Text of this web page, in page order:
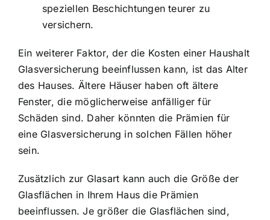
speziellen Beschichtungen teurer zu
versichern.
Ein weiterer Faktor, der die Kosten einer Haushalt
Glasversicherung beeinflussen kann, ist das Alter
des Hauses. Ältere Häuser haben oft ältere
Fenster, die möglicherweise anfälliger für
Schäden sind. Daher könnten die Prämien für
eine Glasversicherung in solchen Fällen höher
sein.
Zusätzlich zur Glasart kann auch die Größe der
Glasflächen in Ihrem Haus die Prämien
beeinflussen. Je größer die Glasflächen sind,